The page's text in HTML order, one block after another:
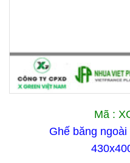
Mã :
Ghế băng